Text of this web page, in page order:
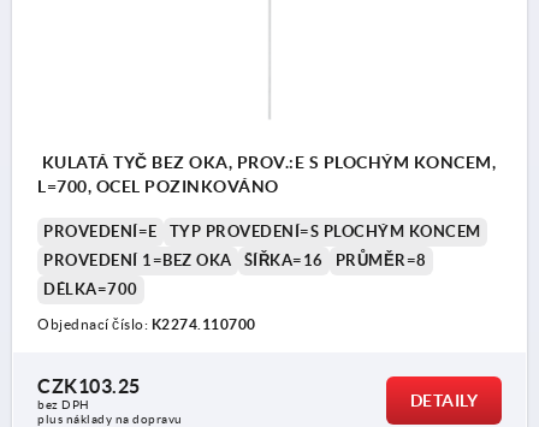
KULATÁ TYČ BEZ OKA, PROV.:E S PLOCHÝM KONCEM,
L=700, OCEL POZINKOVÁNO
PROVEDENÍ=E
TYP PROVEDENÍ=S PLOCHÝM KONCEM
PROVEDENÍ 1=BEZ OKA
ŠÍŘKA=16
PRŮMĚR=8
DÉLKA=700
Objednací číslo: K2274.110700
CZK103.25
bez DPH
plus náklady na dopravu
DETAILY